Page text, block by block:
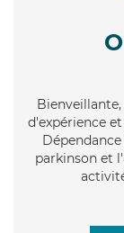
Bienveillante
d'expérience
parkinson et